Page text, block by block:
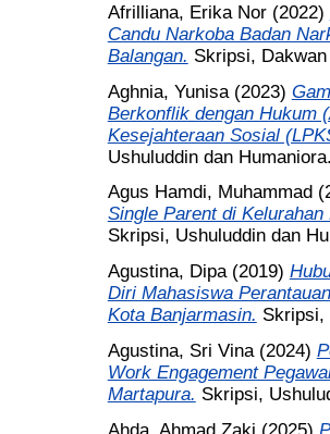
Afrilliana, Erika Nor(2022)
Candu Narkoba Badan
Balangan. Skripsi,
Aghnia, Yunisa(2023)
Berkonflik dengan Hukum
Kesejahteraan Sosial
Ushuluddin dan
Agus Hamdi, Muhammad
Single Parent di
Skripsi, Ushuluddin dan
Agustina, Dipa(2019)
Diri Mahasiswa
Kota Banjarmasin. Skripsi,
Agustina, Sri Vina(2024)
Work Engagement
Martapura. Skripsi,